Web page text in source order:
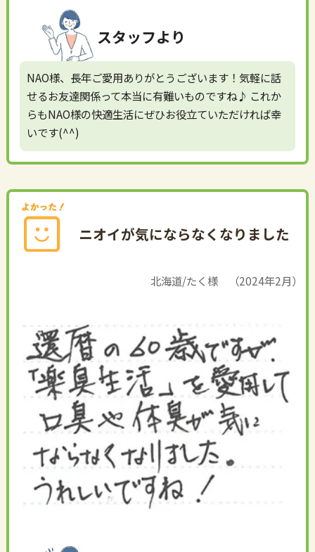
スタッフより
NAO様、長年ご愛用ありがとうございます！気軽に話
せるお友達関係って本当に有難いものですね♪ これか
らもNAO様の快適生活にぜひお役立ていただければ幸
いです(^^)
ニオイが気にならなくなりました
北海道/たく様 （2024年2月）